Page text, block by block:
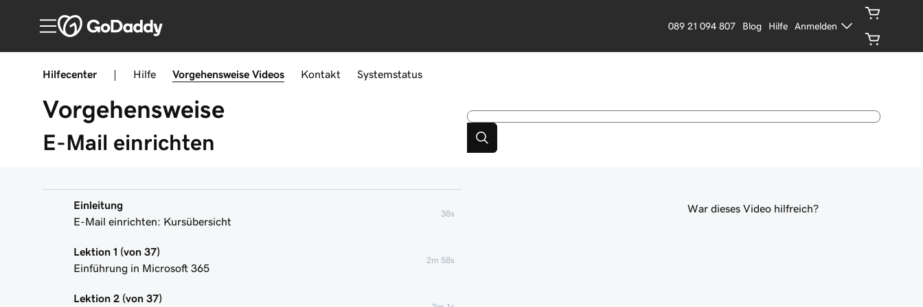
089 21 094 807 Blog Hilfe Anmelden
Hilfecenter Hilfe Vorgehensweise Videos Kontakt Systemstatus
Vorgehensweise
E-Mail einrichten
Einleitung
E-Mail einrichten: Kursübersicht
38s
Lektion 1 (von 37)
Einführung in Microsoft 365
2m 58s
Lektion 2 (von 37)
War dieses Video hilfreich?